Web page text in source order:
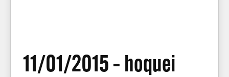
11/01/2015 – hoquei